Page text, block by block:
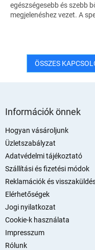
egészségesebb és szebb
megjelenéshez vezet. A
ÖSSZES
Információk önnek
Hogyan vásároljunk
Üzletszabályzat
Adatvédelmi tájékoztató
Szállítási és fizetési módok
Reklamációk és
Elérhetőségek
Jogi nyilatkozat
Cookie-k használata
Impresszum
Rólunk